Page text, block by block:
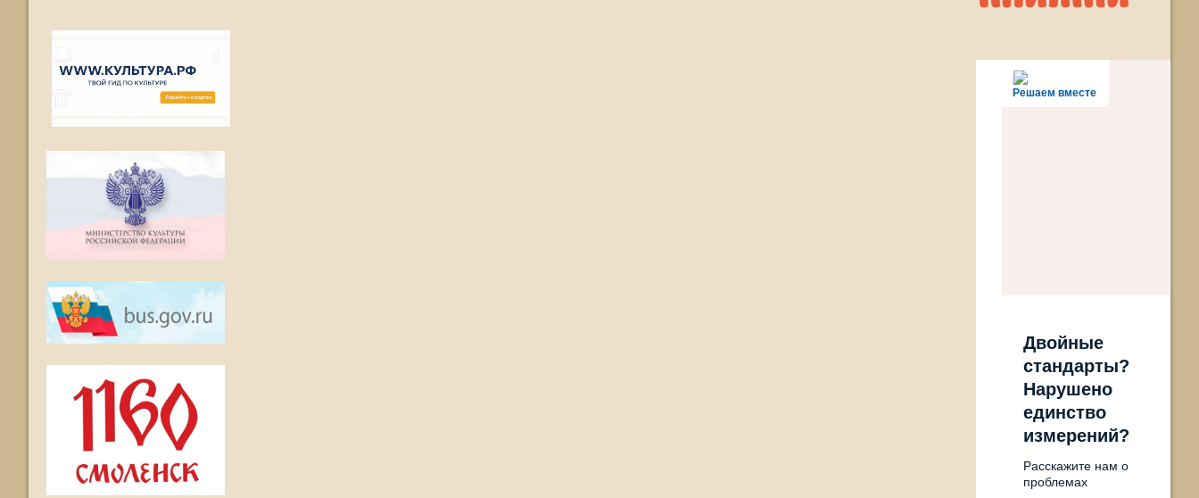
Решаем вместе
Двойные
стандарты?
Нарушено
единство
измерений?
Расскажите нам о
проблемах